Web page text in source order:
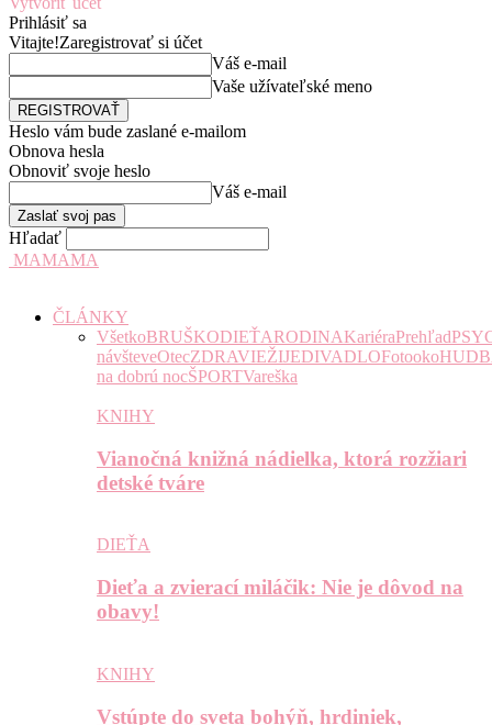
Prihlásiť sa
Vitajte!Zaregistrovať si účet
Váš e-mail
Vaše užívateľské meno
Heslo vám bude zaslané e-mailom
Obnova hesla
Obnoviť svoje heslo
Váš e-mail
Hľadať
MAMAMA
ČLÁNKY
VšetkoBRUŠKODIEŤARODINAKariéraPrehľad
návšteveOtecZDRAVIEŽIJEDIVADLOFotooko
na dobrú nocŠPORTVareška
KNIHY
Vianočná knižná nádielka, ktorá rozžiari
detské tváre
DIEŤA
Dieťa a zvierací miláčik: Nie je dôvod na
obavy!
KNIHY
Vstúpte do sveta bohýň, hrdiniek,